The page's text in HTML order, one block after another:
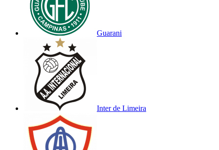
Guarani
Inter de Limeira